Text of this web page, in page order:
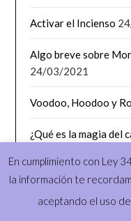
Activar el Incienso
Algo breve sobre
24/03/2021
Voodoo, Hoodoo y
¿Qué es la magia del
Número 4 de la
01/02/2021
Ritual sencillo para
En cumplimiento con Ley
la información te
aceptando el uso